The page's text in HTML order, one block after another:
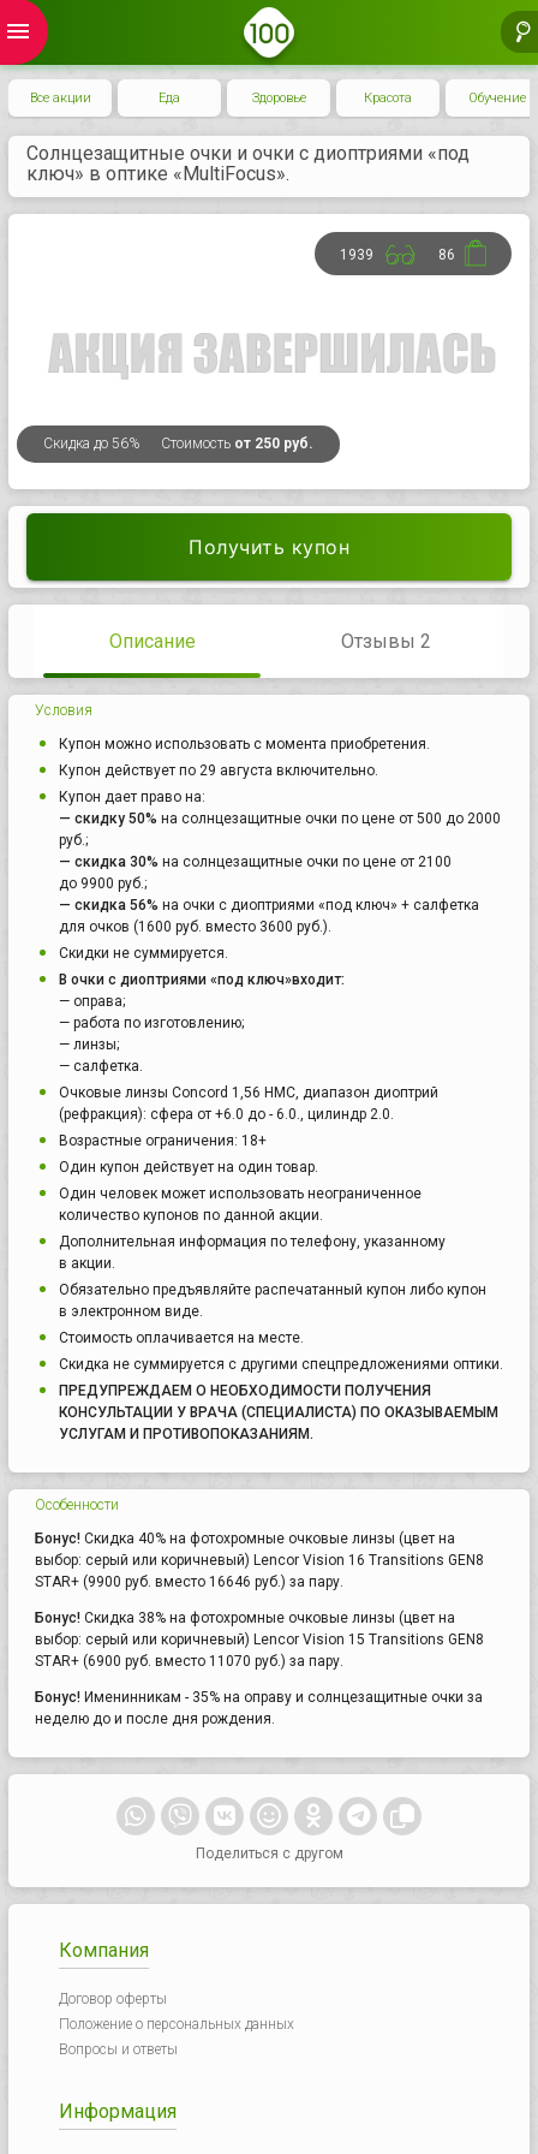
menu
Все акции Еда Здоровье Красота Обучение
Солнцезащитные очки и очки с диоптриями «под
ключ» в оптике «MultiFocus».
Скидка до 56% Стоимость от 250 руб.
1939 86
Получить купон
Описание Отзывы 2
Условия
Купон можно использовать с момента приобретения.
Купон действует по 29 августа включительно.
Купон дает право на:
— скидку 50% на солнцезащитные очки по цене от 500 до 2000
руб.;
— скидка 30% на солнцезащитные очки по цене от 2100
до 9900 руб.;
— скидка 56% на очки с диоптриями «под ключ» + салфетка
для очков (1600 руб. вместо 3600 руб.).
Скидки не суммируется.
В очки с диоптриями «под ключ»входит:
— оправа;
— работа по изготовлению;
— линзы;
— салфетка.
Очковые линзы Concord 1,56 НМС, диапазон диоптрий
(рефракция): сфера от +6.0 до - 6.0., цилиндр 2.0.
Возрастные ограничения: 18+
Один купон действует на один товар.
Один человек может использовать неограниченное
количество купонов по данной акции.
Дополнительная информация по телефону, указанному
в акции.
Обязательно предъявляйте распечатанный купон либо купон
в электронном виде.
Стоимость оплачивается на месте.
Скидка не суммируется с другими спецпредложениями оптики.
ПРЕДУПРЕЖДАЕМ О НЕОБХОДИМОСТИ ПОЛУЧЕНИЯ
КОНСУЛЬТАЦИИ У ВРАЧА (СПЕЦИАЛИСТА) ПО ОКАЗЫВАЕМЫМ
УСЛУГАМ И ПРОТИВОПОКАЗАНИЯМ.
Особенности
Бонус! Скидка 40% на фотохромные очковые линзы (цвет на
выбор: серый или коричневый) Lencor Vision 16 Transitions GEN8
STAR+ (9900 руб. вместо 16646 руб.) за пару.
Бонус! Скидка 38% на фотохромные очковые линзы (цвет на
выбор: серый или коричневый) Lencor Vision 15 Transitions GEN8
STAR+ (6900 руб. вместо 11070 руб.) за пару.
Бонус! Именинникам - 35% на оправу и солнцезащитные очки за
неделю до и после дня рождения.
Поделиться с другом
Компания
Договор оферты
Положение о персональных данных
Вопросы и ответы
Информация